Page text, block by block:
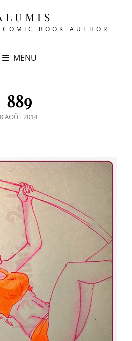
BOOK AUTHOR
MENU
889
AOÛT 2014